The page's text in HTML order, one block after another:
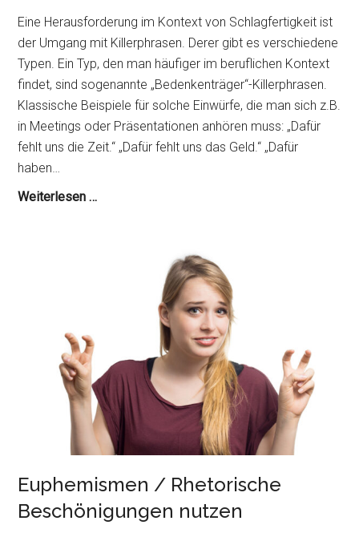
Eine Herausforderung im Kontext von Schlagfertigkeit ist
der Umgang mit Killerphrasen. Derer gibt es verschiedene
Typen. Ein Typ, den man häufiger im beruflichen Kontext
findet, sind sogenannte „Bedenkenträger“-Killerphrasen.
Klassische Beispiele für solche Einwürfe, die man sich z.B.
in Meetings oder Präsentationen anhören muss: „Dafür
fehlt uns die Zeit.“ „Dafür fehlt uns das Geld.“ „Dafür
haben…
Weiterlesen …Bedenkenträger-
gegeben/gelöst/geklärt
sind
Sie
dann
dafür?“
Euphemismen / Rhetorische
Beschönigungen nutzen